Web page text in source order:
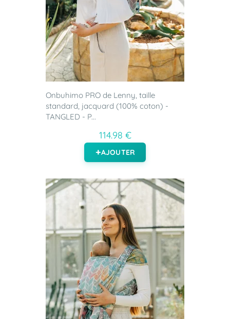
Onbuhimo PRO de Lenny, taille
standard, jacquard (100% coton) -
TANGLED - P...
114.98 €
AJOUTER